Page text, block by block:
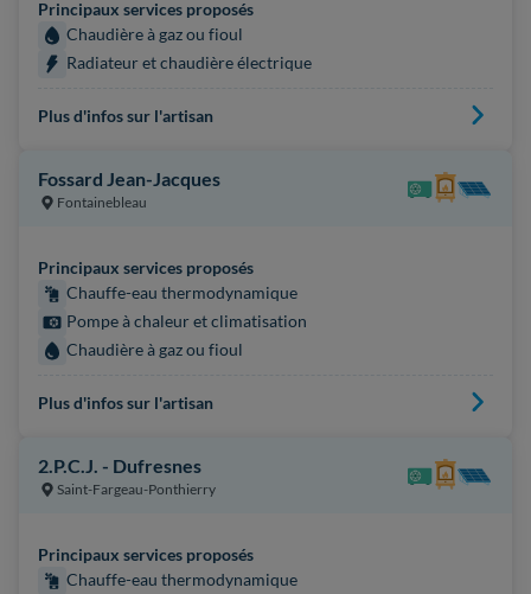
Principaux services proposés
Chaudière à gaz ou fioul
Radiateur et chaudière électrique
Plus d'infos sur l'artisan
Fossard Jean-Jacques
Fontainebleau
Principaux services proposés
Chauffe-eau thermodynamique
Pompe à chaleur et climatisation
Chaudière à gaz ou fioul
Plus d'infos sur l'artisan
2.P.C.J. - Dufresnes
Saint-Fargeau-Ponthierry
Principaux services proposés
Chauffe-eau thermodynamique